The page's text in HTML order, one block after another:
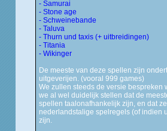
- Samurai
- Stone age
- Schweinebande
- Taluva
- Thurn und taxis (+ uitbreidingen)
- Titania
- Wikinger
De meeste van deze spellen zijn
uitgeverijen. (vooral 999 games)
We zullen steeds de versie
we al wel duidelijk stellen dat de
spellen taalonafhankelijk zijn, en dat
nederlandstalige spelregels (of indien
zijn.